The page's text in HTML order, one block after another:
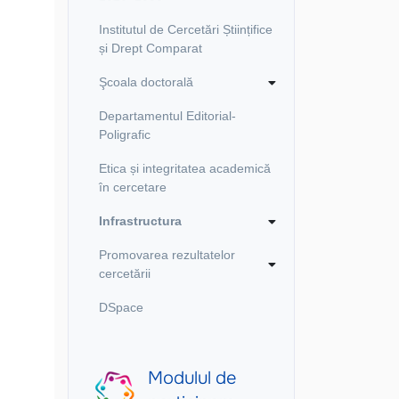
Institutul de Cercetări Științifice
și Drept Comparat
Şcoala doctorală
Departamentul Editorial-
Poligrafic
Etica și integritatea academică
în cercetare
Infrastructura
Promovarea rezultatelor
cercetării
DSpace